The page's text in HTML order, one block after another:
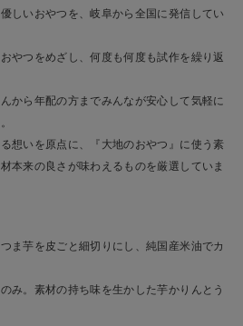
しいおやつを、岐阜から全国に発信してい
やつをめざし、何度も何度も試作を繰り返
から年配の方までみんなが安心して気軽に
想いを原点に、『大地のおやつ』に使う素
本来の良さが味わえるものを厳選していま
ま芋を皮ごと細切りにし、純国産米油でカ
み。素材の持ち味を生かした芋かりんとう